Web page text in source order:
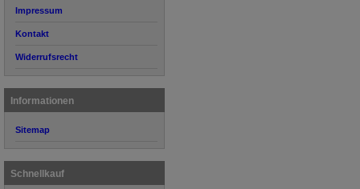
Impressum
Kontakt
Widerrufsrecht
Informationen
Sitemap
Schnellkauf